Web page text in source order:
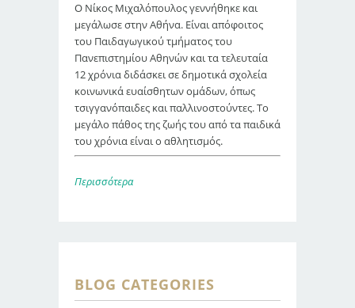
Ο Νίκος Μιχαλόπουλος γεννήθηκε και
μεγάλωσε στην Αθήνα. Είναι απόφοιτος
του Παιδαγωγικού τμήματος του
Πανεπιστημίου Αθηνών και τα τελευταία
12 χρόνια διδάσκει σε δημοτικά σχολεία
κοινωνικά ευαίσθητων ομάδων, όπως
τσιγγανόπαιδες και παλλινοστούντες. Το
μεγάλο πάθος της ζωής του από τα παιδικά
του χρόνια είναι ο αθλητισμός.
Περισσότερα
BLOG CATEGORIES